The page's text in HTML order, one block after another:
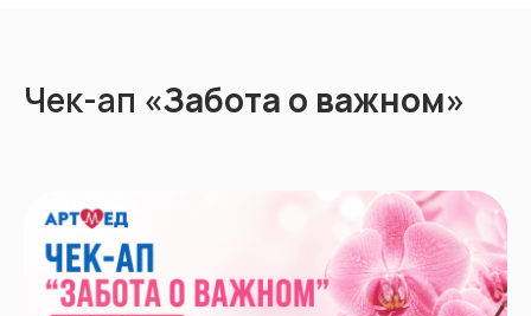
Чек-ап «Забота о важном»